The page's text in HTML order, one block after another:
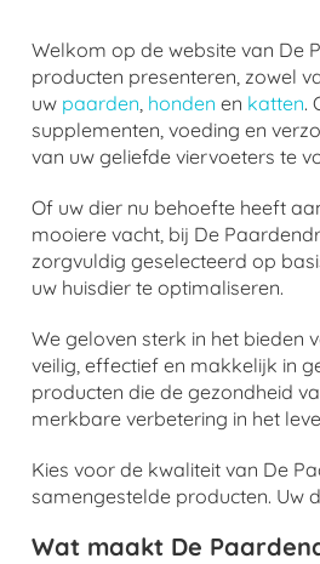
Welkom op de website van De
producten presenteren, zowel
uw paarden, honden en katten.
supplementen, voeding en
van uw geliefde viervoeters te
Of uw dier nu behoefte heeft
mooiere vacht, bij De
zorgvuldig geselecteerd op
uw huisdier te optimaliseren.
We geloven sterk in het bieden
veilig, effectief en makkelijk in
producten die de gezondheid
merkbare verbetering in het
Kies voor de kwaliteit van De
samengestelde producten. Uw
Wat maakt De